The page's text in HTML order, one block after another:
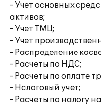
- Учет основных
активов;
- Учет ТМЦ;
- Учет
- Распределение
- Расчеты по НДС;
- Расчеты по оплате
- Налоговый учет;
- Расчеты по налогу